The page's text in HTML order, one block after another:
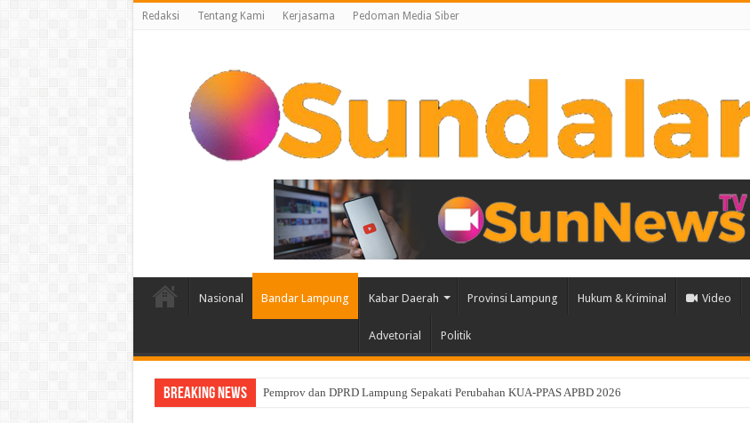
Redaksi Tentang Kami Kerjasama Pedoman Media Siber
Nasional Bandar Lampung Kabar Daerah Provinsi Lampung Hukum & Kriminal Video
Advetorial Politik
Breaking News Pemprov Lampung Intensifkan Percepatan Penanggulangan Tuberkulosis di Tanggamus